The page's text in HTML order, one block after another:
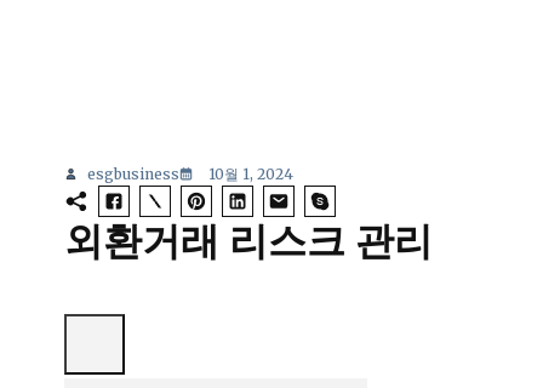
esgbusiness 10월 1, 2024
외환거래 리스크 관리